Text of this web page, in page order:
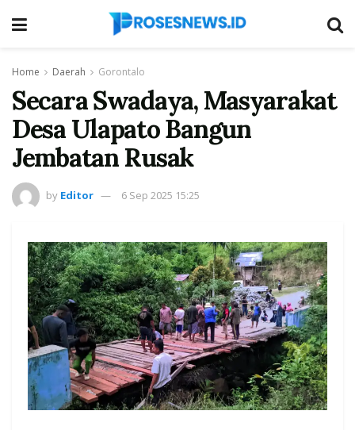
Home Daerah Gorontalo
Secara Swadaya, Masyarakat
Desa Ulapato Bangun
Jembatan Rusak
by Editor 6 Sep 2025 15:25